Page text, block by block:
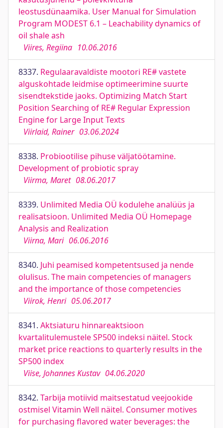
leostusdünaamika. User Manual for Simulation
Program MODEST 6.1 – Leachability dynamics of
oil shale ash
Viires, Regiina 10.06.2016
8337. Regulaaravaldiste mootori RE# vastete
alguskohtade leidmise optimeerimine suurte
sisendtekstide jaoks. Optimizing Match Start
Position Searching of RE# Regular Expression
Engine for Large Input Texts
Viirlaid, Rainer 03.06.2024
8338. Probiootilise pihuse väljatöötamine.
Development of probiotic spray
Viirma, Maret 08.06.2017
8339. Unlimited Media OÜ kodulehe analüüs ja
realisatsioon. Unlimited Media OÜ Homepage
Analysis and Realization
Viirna, Mari 06.06.2016
8340. Juhi peamised kompetentsused ja nende
olulisus. The main competencies of managers
and the importance of those competencies
Viirok, Henri 05.06.2017
8341. Aktsiaturu hinnareaktsioon
kvartalitulemustele SP500 indeksi näitel. Stock
market price reactions to quarterly results in the
SP500 index
Viise, Johannes Kustav 04.06.2020
8342. Tarbija motiivid maitsestatud veejookide
ostmisel Vitamin Well näitel. Consumer motives
for purchasing flavored water beverages: the